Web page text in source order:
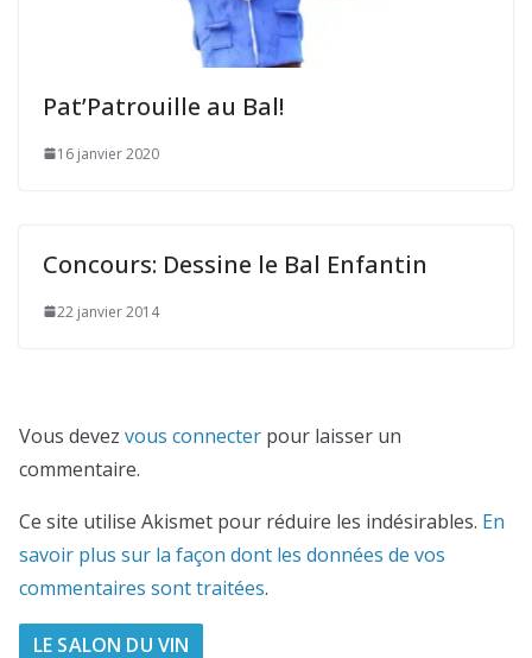
Pat’Patrouille au Bal!
16 janvier 2020
Concours: Dessine le Bal Enfantin
22 janvier 2014
Vous devez vous connecter pour laisser un
commentaire.
Ce site utilise Akismet pour réduire les indésirables. En
savoir plus sur la façon dont les données de vos
commentaires sont traitées.
LE SALON DU VIN